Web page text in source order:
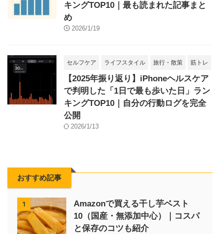
キングTOP10｜最も読まれた記事まと
め
2026/1/19
セルフケア ライフスタイル 旅行・散策 筋トレ
【2025年振り返り】iPhoneヘルスケア
で判明した「1日で最も歩いた日」ラン
キングTOP10｜自分の行動ログを完全
公開
2026/1/13
おすすめ記事
1
Amazonで買える干し芋ベスト
10（国産・無添加中心）｜コスパ
と保存のコツも紹介